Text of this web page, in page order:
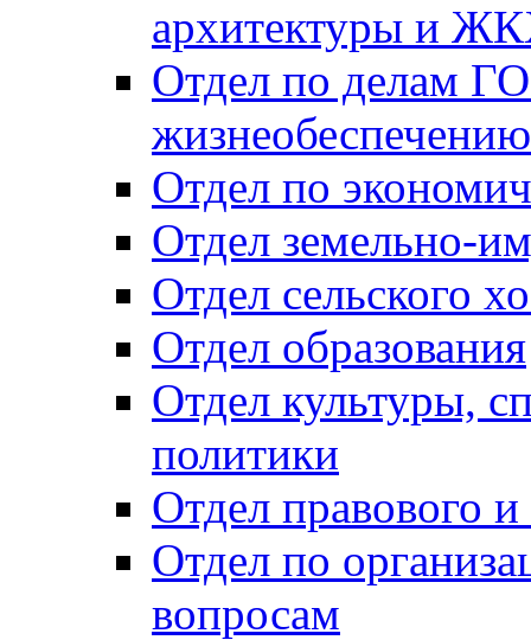
архитектуры и
Отдел по делам
Отдел по
Отдел земельно-
Отдел сельского
Отдел образования
Отдел культуры,
политики
Отдел правового
Отдел по
вопросам